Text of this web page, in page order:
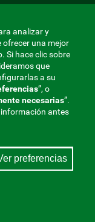
Muprespa
analizar y
ofrecer una mejor
Si hace clic sobre
que
a su
”, o
necesarias”.
información antes
preferencias